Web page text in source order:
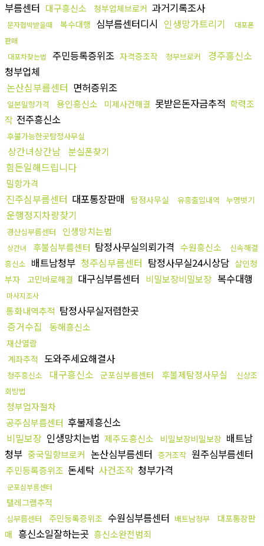
부름센터 대구흥신소 청부업체브로커 과거기록조사
문자협박받을때 복수대행 심부름센터디시 인생망가트리기
대포폰
판매
대포차찾는법
주민등록증위조 자격증조작 청부브로커
경주흥신소
청부업체
논산심부름센터 면허증위조
일본밀항가격 용인흥신소 미제사건해결 못받은돈자금추적 학력조
작 전주흥신소
후불가능한곳탐정사무실
상간녀상간남 분실폰찾기
힘든일해드립니다
밀항가격
진주심부름센터 대포통장판매 탐정사무실 유흥출입내역 누명벗기
운행정지차량찾기
경산심부름센터 인생망치는법
상간녀 후불심부름센터 탐정사무실의뢰가격 수원흥신소
신속해결
흥신소 배트남청부 청주심부름센터 탐정사무실24시상담 살인청
부자 고민바로해결 대구심부름센터 비밀보장비밀보장 복수대행
마사지조사
통화내역추적 탐정사무실저렴한곳
증거수집
동해흥신소
재산열람
계좌추적
도와주세요해결사
청주흥신소 대구흥신소 군포심부름센터 후불제탐정사무실
신상조
회방법
청부업자절차
공주심부름센터 후불제흥신소
비밀보장 인생망치는법 제주도흥신소 비밀보장비밀보장 배트남
청부 중국밀항브로커 논산심부름센터 증거조작 원주심부름센터
주민등록증위조 돈세탁 사건조작 청부가격
군포심부름센터
텔레그램추적
심부름센터 주민등록증위조 수원심부름센터 배트남청부
대포통장판
매 흥신소일잘하는곳 흥신소완전범죄